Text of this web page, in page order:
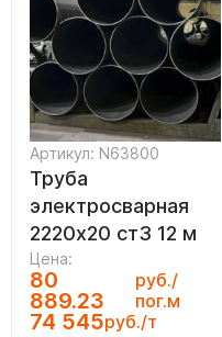
Артикул: N63800
Труба
электросварная
2220х20 ст3 12 м
Цена:
80
889.23
руб./
пог.м
74 545руб./т